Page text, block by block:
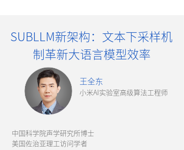
王全东
小米AI实验室高级算法工程师
中国科学院声学研究所博士
美国佐治亚理工访问学者
SUBLLM新架构： 文本下采样机
制革新大语言模型效率